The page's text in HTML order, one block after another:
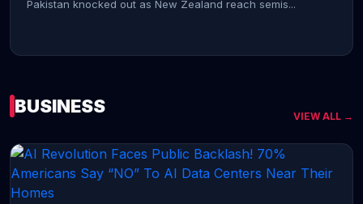
Pakistan knocked out as New Zealand reach semis...
CONTINUE READING →
BUSINESS VIEW ALL →